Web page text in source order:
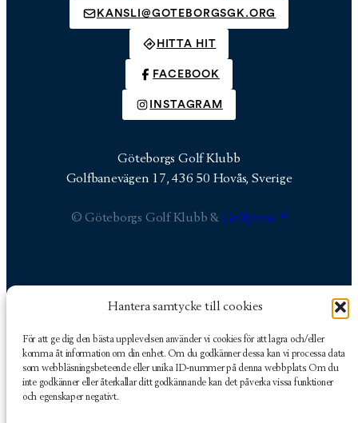
Hantera samtycke till cookies
För att ge dig den bästa upplevelsen använder vi cookies för att lagra och/eller
komma åt information om din enhet. Om du godkänner dessa kan vi processa data
som webbläsningsbeteende eller unika ID-nummer på denna webbplats. Om du
inte godkänner eller återkallar ditt godkännande kan det påverka vissa funktioner
och egenskaper negativt.
KANSLI@GOTEBORGSGK.ORG
HITTA HIT
FACEBOOK
INSTAGRAM
Göteborgs Golf Klubb
Golfbanevägen 17, 436 50 Hovås, Sverige
© Göteborgs Golf Klubb & Golfpress™
Göteborgs Golf Klubb
436 50 Hovås, Sverige